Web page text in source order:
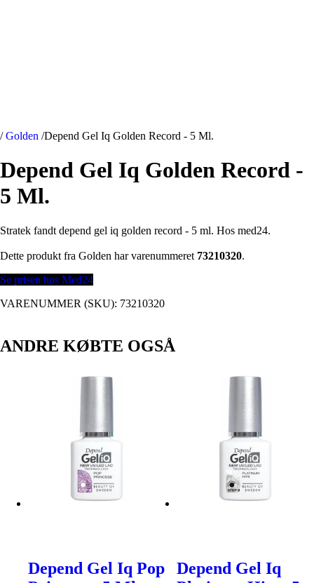
/ Golden /Depend Gel Iq Golden Record - 5 Ml.
Depend Gel Iq Golden Record -
5 Ml.
Stratek fandt depend gel iq golden record - 5 ml. Hos med24.
Dette produkt fra Golden har varenummeret 73210320.
Se prisen hos Med24
VARENUMMER (SKU): 73210320
ANDRE KØBTE OGSÅ
Depend Gel Iq Pop
Depend Gel Iq